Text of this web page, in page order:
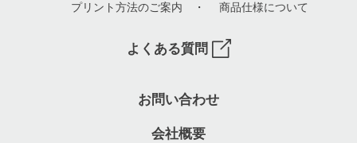
プリント方法のご案内 ・ 商品仕様について
よくある質問
お問い合わせ
会社概要